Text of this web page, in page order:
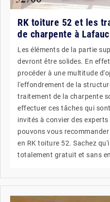
RK toiture 52 et les
de charpente à
Les éléments de la partie
devront être solides. En
procéder à une multitude
l'effondrement de la
traitement de la charpente
effectuer ces tâches qui
invités à convier des
pouvons vous
en RK toiture 52. Sachez
totalement gratuit et sans